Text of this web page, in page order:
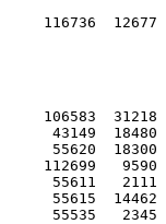
106583  31218
43149  18480
55620  18300
112699   9590
55611   2111
55615  14462
55535   2345